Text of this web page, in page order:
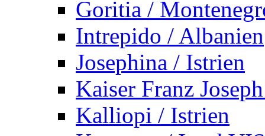
Goritia /
Intrepido / Albanien
Josephina / Istrien
Kaiser Franz
Kalliopi / Istrien